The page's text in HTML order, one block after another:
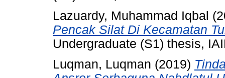
Lazuardy, Muhammad Iqbal
Pencak Silat Di Kecamatan
Undergraduate (S1) thesis,
Luqman, Luqman (2019)